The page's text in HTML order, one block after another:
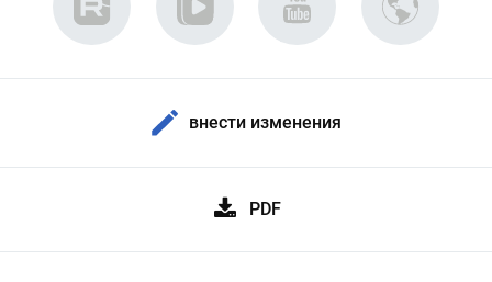
внести изменения
PDF